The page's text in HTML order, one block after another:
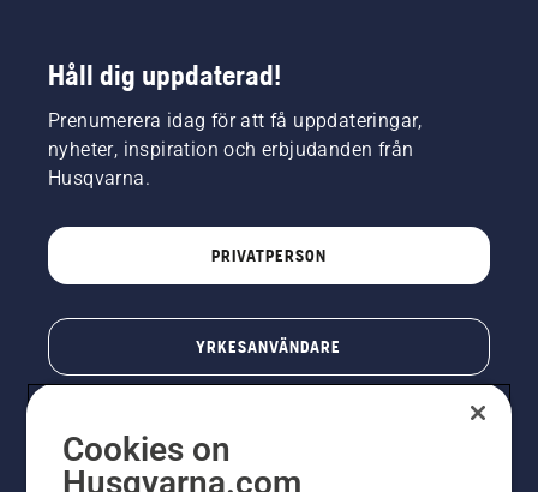
Håll dig uppdaterad!
Prenumerera idag för att få uppdateringar,
nyheter, inspiration och erbjudanden från
Husqvarna.
PRIVATPERSON
YRKESANVÄNDARE
Cookies on
Husqvarna.com